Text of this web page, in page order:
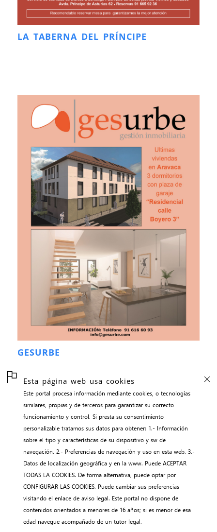
Esta página web usa cookies
Este portal procesa información mediante cookies, o tecnologías
similares, propias y de terceros para garantizar su correcto
funcionamiento y control. Si presta su consentimiento
personalizable tratamos sus datos para obtener: 1.- Información
sobre el tipo y características de su dispositivo y sw de
navegación. 2.- Preferencias de navegación y uso en esta web. 3.-
Datos de localización geográfica y en la www. Puede ACEPTAR
TODAS LA COOKIES. De forma alternativa, puede optar por
CONFIGURAR LAS COOKIES. Puede cambiar sus preferencias
visitando el enlace de aviso legal. Este portal no dispone de
contenidos orientados a menores de 16 años; si es menor de esa
edad navegue acompañado de un tutor legal.
LA TABERNA DEL PRÍNCIPE
GESURBE
contacto
aviso legal
gestión de cookies
webNEWS || adalidmyo